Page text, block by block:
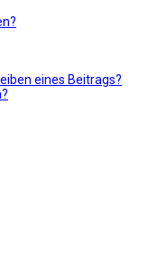
eines Beitrags?